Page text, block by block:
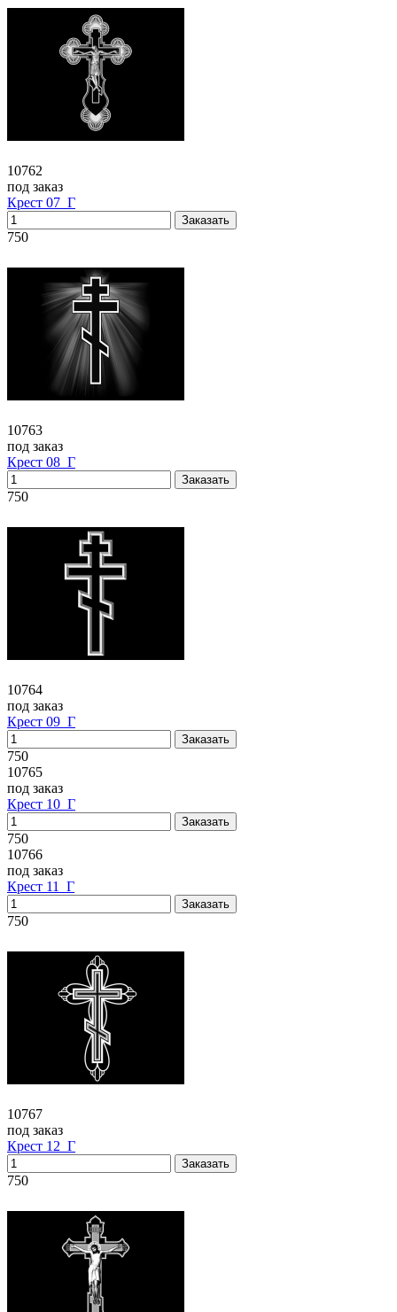
10762
под заказ
Крест 07_Г
750
10763
под заказ
Крест 08_Г
750
10764
под заказ
Крест 09_Г
750
10765
под заказ
Крест 10_Г
750
10766
под заказ
Крест 11_Г
750
10767
под заказ
Крест 12_Г
750